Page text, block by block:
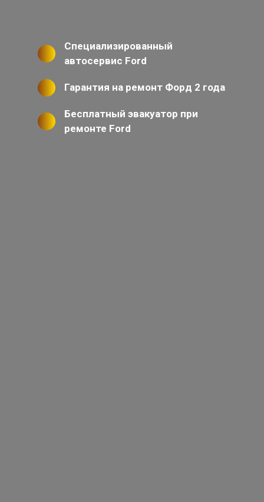
Специализированный
автосервис Ford
Гарантия на ремонт Форд 2 года
Бесплатный эвакуатор при
ремонте Ford